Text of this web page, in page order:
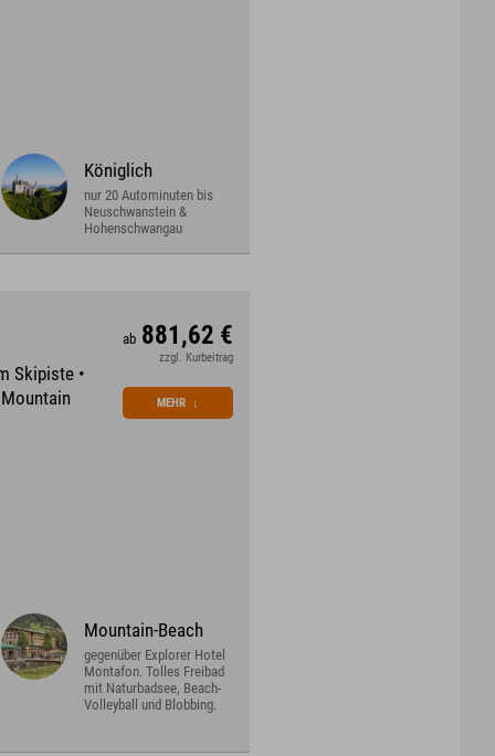
Königlich
nur 20 Autominuten bis
Neuschwanstein &
Hohenschwangau
Skipiste •
ab 881,62 €
zzgl. Kurbeitrag
MEHR ↓
Mountain-Beach
gegenüber Explorer Hotel
Montafon. Tolles Freibad
mit Naturbadsee, Beach-
Volleyball und Blobbing.